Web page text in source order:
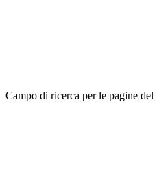
Campo di ricerca per le pagine